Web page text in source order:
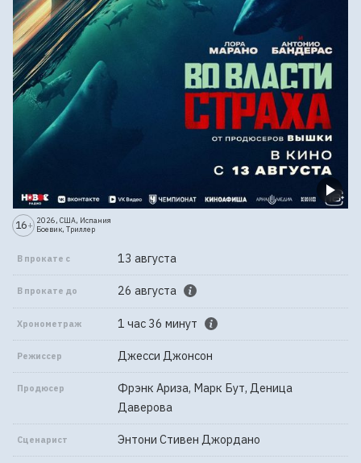
16+ 2026, США, Испания
Боевик, Триллер
В прокате с 13 августа
В прокате до 26 августа
Хронометраж 1 час 36 минут
Режиссер Джесси Джонсон
Продюсер
Фрэнк Ариза, Марк Бут, Деница
Даверова
Сценарист Энтони Стивен Джордано